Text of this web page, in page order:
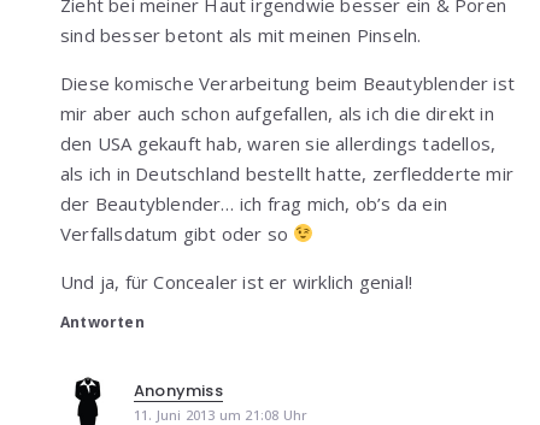
sind besser betont als mit meinen Pinseln.
Diese komische Verarbeitung beim Beautyblender ist
mir aber auch schon aufgefallen, als ich die direkt in
den USA gekauft hab, waren sie allerdings tadellos,
als ich in Deutschland bestellt hatte, zerfledderte mir
der Beautyblender… ich frag mich, ob’s da ein
Verfallsdatum gibt oder so
Und ja, für Concealer ist er wirklich genial!
Antworten
Anonymiss
11. Juni 2013 um 21:08 Uhr